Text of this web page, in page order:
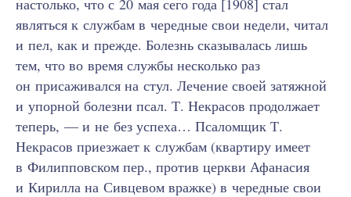
настолько, что с 20 мая сего года [1908] стал
являться к службам в чередные свои недели, читал
и пел, как и прежде. Болезнь сказывалась лишь
тем, что во время службы несколько раз
он присаживался на стул. Лечение своей затяжной
и упорной болезни псал. Т. Некрасов продолжает
теперь, — и не без успеха… Псаломщик Т.
Некрасов приезжает к службам (квартиру имеет
в Филипповском пер., против церкви Афанасия
и Кирилла на Сивцевом вражке) в чередные свои